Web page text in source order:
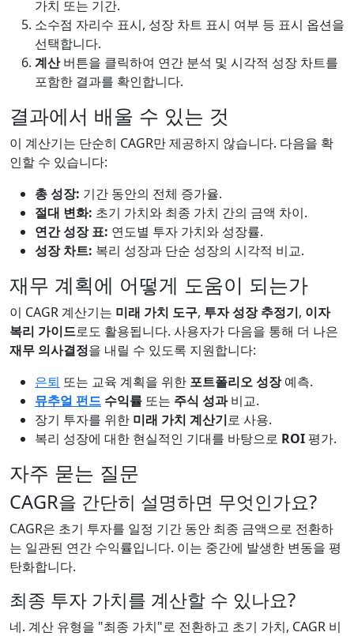
가치 또는 기간.
소수점 자리수 표시, 성장 차트 표시 여부 등 표시 옵션을
선택합니다.
계산버튼을 클릭하여 연간 분석 및 시각적 성장 차트를
포함한 결과를 확인합니다.
결과에서 배울 수 있는 것
이 계산기는 단순히 CAGR만 제공하지 않습니다. 다음을 확
인할 수 있습니다:
총 성장: 기간 동안의 전체 증가율.
절대 변화: 초기 가치와 최종 가치 간의 금액 차이.
연간 성장 표: 연도별 투자 가치와 성장률.
성장 차트: 복리 성장과 단순 성장의 시각적 비교.
재무 계획에 어떻게 도움이 되는가
이 CAGR 계산기는 미래 가치 도구, 투자 성장 추정기, 이자
복리 가이드로도 활용됩니다. 사용자가 다음을 통해 더 나은
재무 의사결정을 내릴 수 있도록 지원합니다:
은퇴 또는 교육 계획을 위한 포트폴리오 성장예측.
뮤추얼 펀드 수익률 또는 주식 성과비교.
장기 투자를 위한 미래 가치 계산기로 사용.
복리 성장에 대한 현실적인 기대를 바탕으로 ROI평가.
자주 묻는 질문
CAGR을 간단히 설명하면 무엇인가요?
CAGR은 초기 투자를 일정 기간 동안 최종 금액으로 전환하
는 일관된 연간 수익률입니다. 이는 중간에 발생한 변동을 평
탄화합니다.
최종 투자 가치를 계산할 수 있나요?
네. 계산 유형을 "최종 가치"로 전환하고 초기 가치, CAGR 비